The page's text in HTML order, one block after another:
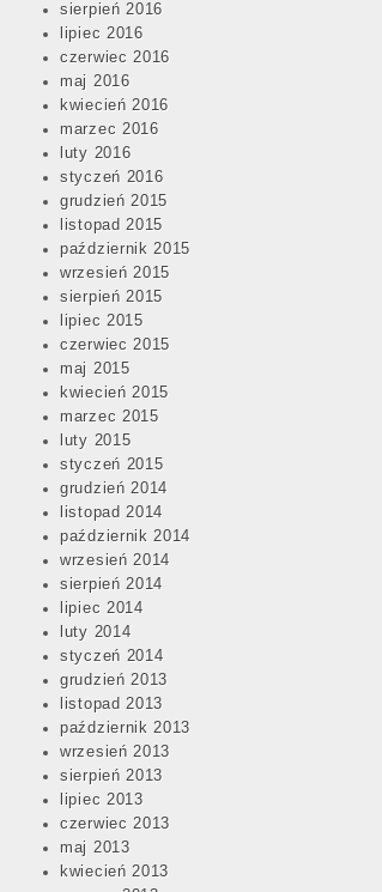
sierpień 2016
lipiec 2016
czerwiec 2016
maj 2016
kwiecień 2016
marzec 2016
luty 2016
styczeń 2016
grudzień 2015
listopad 2015
październik 2015
wrzesień 2015
sierpień 2015
lipiec 2015
czerwiec 2015
maj 2015
kwiecień 2015
marzec 2015
luty 2015
styczeń 2015
grudzień 2014
listopad 2014
październik 2014
wrzesień 2014
sierpień 2014
lipiec 2014
luty 2014
styczeń 2014
grudzień 2013
listopad 2013
październik 2013
wrzesień 2013
sierpień 2013
lipiec 2013
czerwiec 2013
maj 2013
kwiecień 2013